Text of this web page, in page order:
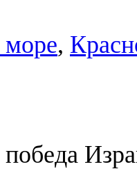
море,